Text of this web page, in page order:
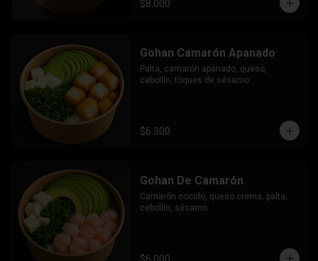
$8.000
Gohan Camarón Apanado
Palta, camarón apanado, queso,
cebollín, toques de sésamo.
$6.300
Gohan De Camarón
Camarón cocido, queso crema, palta,
cebollín, sésamo.